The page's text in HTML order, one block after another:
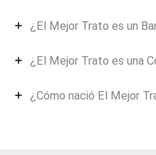
¿El Mejor Trato es un
¿El Mejor Trato es una
¿Cómo nació El Mejor